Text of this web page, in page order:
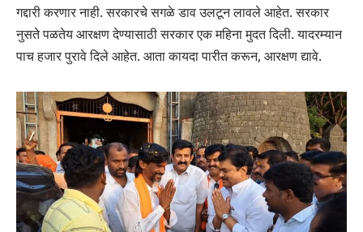
गद्दारी करणार नाही. सरकारचे सगळे डाव उलटून लावले आहेत. सरकार
नुसते पळतेय आरक्षण देण्यासाठी सरकार एक महिना मुदत दिली. यादरम्यान
पाच हजार पुरावे दिले आहेत. आता कायदा पारीत करून, आरक्षण द्यावे.